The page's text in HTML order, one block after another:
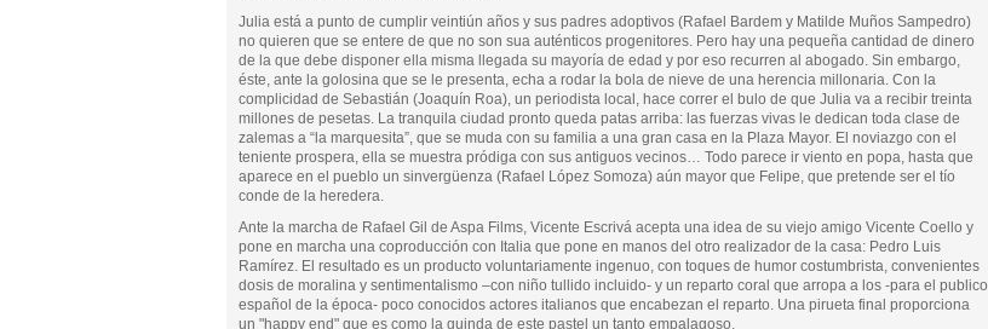
Julia está a punto de cumplir veintiún años y sus padres adoptivos (Rafael Bardem y Matilde Muños Sampedro)
no quieren que se entere de que no son sua auténticos progenitores. Pero hay una pequeña cantidad de dinero
de la que debe disponer ella misma llegada su mayoría de edad y por eso recurren al abogado. Sin embargo,
éste, ante la golosina que se le presenta, echa a rodar la bola de nieve de una herencia millonaria. Con la
complicidad de Sebastián (Joaquín Roa), un periodista local, hace correr el bulo de que Julia va a recibir treinta
millones de pesetas. La tranquila ciudad pronto queda patas arriba: las fuerzas vivas le dedican toda clase de
zalemas a “la marquesita”, que se muda con su familia a una gran casa en la Plaza Mayor. El noviazgo con el
teniente prospera, ella se muestra pródiga con sus antiguos vecinos… Todo parece ir viento en popa, hasta que
aparece en el pueblo un sinvergüenza (Rafael López Somoza) aún mayor que Felipe, que pretende ser el tío
conde de la heredera.
Ante la marcha de Rafael Gil de Aspa Films, Vicente Escrivá acepta una idea de su viejo amigo Vicente Coello y
pone en marcha una coproducción con Italia que pone en manos del otro realizador de la casa: Pedro Luis
Ramírez. El resultado es un producto voluntariamente ingenuo, con toques de humor costumbrista, convenientes
dosis de moralina y sentimentalismo –con niño tullido incluido- y un reparto coral que arropa a los -para el publico
español de la época- poco conocidos actores italianos que encabezan el reparto. Una pirueta final proporciona
un "happy end" que es como la guinda de este pastel un tanto empalagoso.